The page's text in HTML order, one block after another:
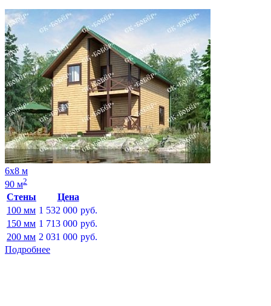
6х8 м
90 м2
Стены
Цена
100 мм 1 532 000 руб.
150 мм 1 713 000 руб.
200 мм 2 031 000 руб.
Подробнее